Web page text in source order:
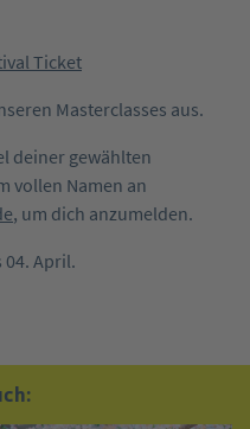
Ticket
Masterclasses aus.
deiner gewählten
vollen Namen an
, um dich anzumelden.
04. April.